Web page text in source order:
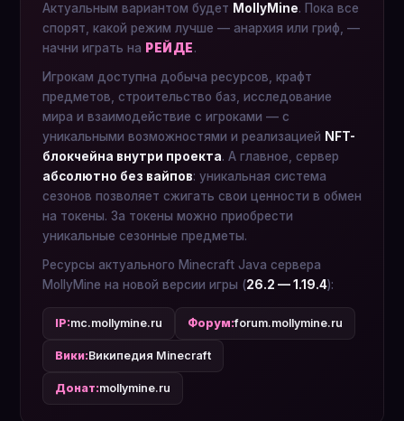
Актуальным вариантом будет MollyMine. Пока все
спорят, какой режим лучше — анархия или гриф, —
начни играть на РЕЙДЕ.
Игрокам доступна добыча ресурсов, крафт
предметов, строительство баз, исследование
мира и взаимодействие с игроками — с
уникальными возможностями и реализацией NFT-
блокчейна внутри проекта. А главное, сервер
абсолютно без вайпов: уникальная система
сезонов позволяет сжигать свои ценности в обмен
на токены. За токены можно приобрести
уникальные сезонные предметы.
Ресурсы актуального Minecraft Java сервера
MollyMine на новой версии игры (26.2 — 1.19.4):
IP:mc.mollymine.ru Форум:forum.mollymine.ru
Вики:Википедия Minecraft
Донат:mollymine.ru